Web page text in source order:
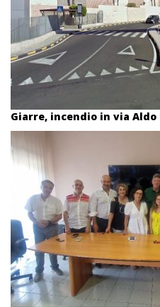
Giarre, incendio in via Aldo